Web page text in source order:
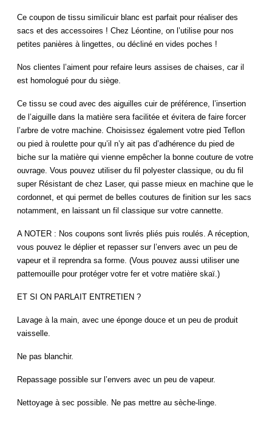
Ce coupon de tissu similicuirblanc est parfait pour réaliser des
sacs et des accessoires ! Chez Léontine, on l’utilise pour nos
petites panières à lingettes, ou décliné en vides poches !
Nos clientes l’aiment pour refaire leurs assises de chaises, car il
est homologué pour du siège.
Ce tissu se coud avec des aiguilles cuir de préférence, l’insertion
de l’aiguille dans la matière sera facilitée et évitera de faire forcer
l’arbre de votre machine. Choisissez également votre pied Teflon
ou pied à roulette pour qu’il n’y ait pas d’adhérence du pied de
biche sur la matière qui vienne empêcher la bonne couture de votre
ouvrage. Vous pouvez utiliser du fil polyester classique, ou du fil
super Résistant de chez Laser, qui passe mieux en machine que le
cordonnet, et qui permet de belles coutures de finition sur les sacs
notamment, en laissant un fil classique sur votre cannette.
A NOTER : Nos coupons sont livrés pliés puis roulés. A réception,
vous pouvez le déplier et repasser sur l’envers avec un peu de
vapeur et il reprendra sa forme. (Vous pouvez aussi utiliser une
pattemouille pour protéger votre fer et votre matière skaï.)
ET SI ON PARLAIT ENTRETIEN ?
Lavage à la main, avec une éponge douce et un peu de produit
vaisselle.
Ne pas blanchir.
Repassage possible sur l’envers avec un peu de vapeur.
Nettoyage à sec possible. Ne pas mettre au sèche-linge.